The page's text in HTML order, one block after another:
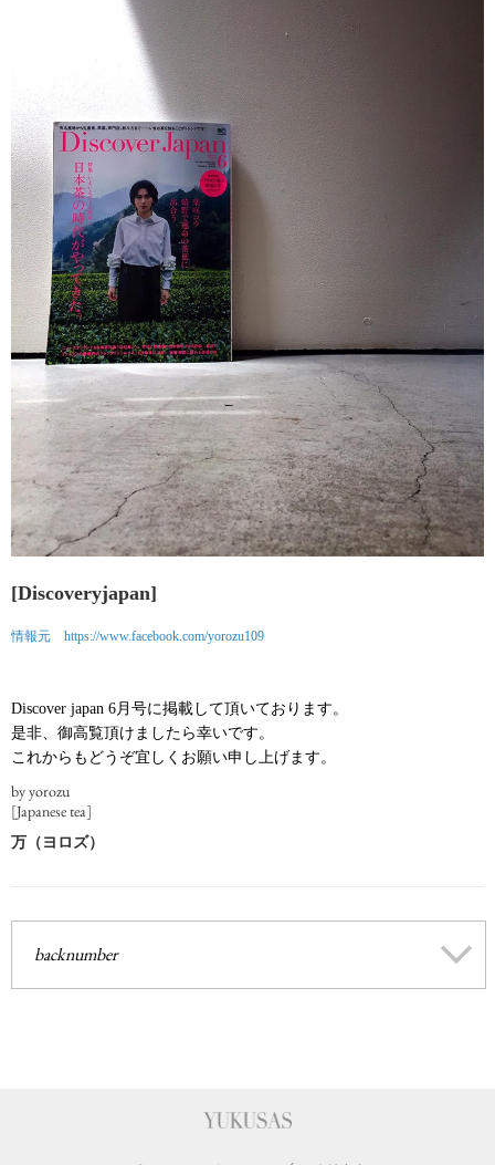
[Discoveryjapan]
情報元 https://www.facebook.com/yorozu109
Discover japan 6月号に掲載して頂いております。
是非、御高覧頂けましたら幸いです。
これからもどうぞ宜しくお願い申し上げます。
by yorozu
[Japanese tea]
万（ヨロズ）
backnumber